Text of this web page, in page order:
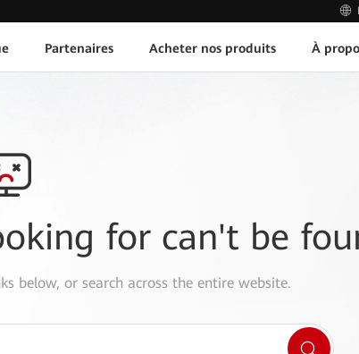
Partenaires Acheter nos produits À
for can't be
below, or search across the entire website.